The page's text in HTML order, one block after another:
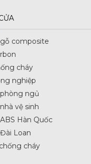
composite
cháy
nghiệp
ngủ
vệ sinh
Hàn Quốc
Loan
cháy